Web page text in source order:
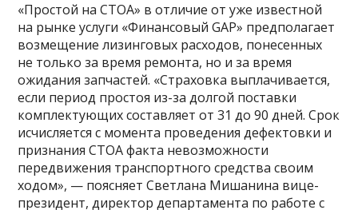
«Простой на СТОА» в отличие от уже известной
на рынке услуги «Финансовый GAP» предполагает
возмещение лизинговых расходов, понесенных
не только за время ремонта, но и за время
ожидания запчастей. «Страховка выплачивается,
если период простоя из-за долгой поставки
комплектующих составляет от 31 до 90 дней. Срок
исчисляется с момента проведения дефектовки и
признания СТОА факта невозможности
передвижения транспортного средства своим
ходом», — поясняет Светлана Мишанина вице-
президент, директор департамента по работе с